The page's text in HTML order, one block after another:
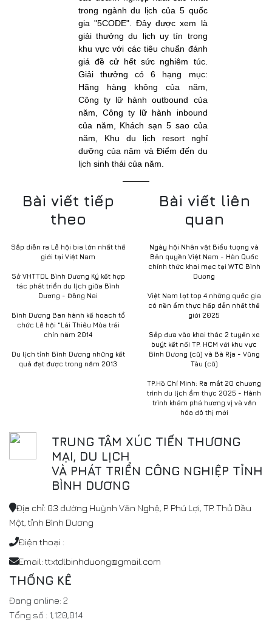
trong ngành du lịch của 5 quốc
gia "5CODE". Đây được xem là
giải thưởng du lịch uy tín trong
khu vực với các tiêu chuẩn đánh
giá đề cử hết sức nghiêm túc.
Giải thưởng có 6 hạng mục:
Hãng hàng không của năm,
Công ty lữ hành outbound của
năm, Công ty lữ hành inbound
của năm, Khách sạn 5 sao của
năm, Khu du lịch resort nghỉ
dưỡng của năm và Điểm đến du
lịch sinh thái của năm.
Bài viết tiếp
theo
Sắp diễn ra Lễ hội bia lớn nhất thế
giới tại Việt Nam
Sở VHTTDL Bình Dương Ký kết hợp
tác phát triển du lịch giữa Bình
Dương - Đồng Nai
Bình Dương Ban hành kế hoach tổ
chức Lễ hội “Lái Thiêu Mùa trái
chín năm 2014
Du lịch tỉnh Bình Dương những kết
quả đạt được trong năm 2013
Bài viết liên
quan
Ngày hội Nhân vật Biểu tượng và
Bản quyền Việt Nam - Hàn Quốc
chính thức khai mạc tại WTC Bình
Dương
Việt Nam lọt top 4 những quốc gia
có nền ẩm thực hấp dẫn nhất thế
giới 2025
Sắp đưa vào khai thác 2 tuyến xe
buýt kết nối TP. HCM với khu vực
Bình Dương (cũ) và Bà Rịa - Vũng
Tàu (cũ)
TP.Hồ Chí Minh: Ra mắt 20 chương
trình du lịch ẩm thực 2025 - Hành
trình khám phá hương vị và văn
hóa đô thị mới
TRUNG TÂM XÚC TIẾN THƯƠNG
MẠI, DU LỊCH
VÀ PHÁT TRIỂN CÔNG NGHIỆP TỈNH
BÌNH DƯƠNG
Địa chỉ: 03 đường Huỳnh Văn Nghệ, P. Phú Lợi, TP. Thủ Dầu
Một, tỉnh Bình Dương
Điện thoại :
Email: ttxtdlbinhduong@gmail.com
THỐNG KÊ
Đang online: 2
Tổng số : 1,120,014